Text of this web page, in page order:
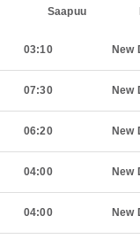
Saapuu
03:10 New
07:30 New
06:20 New
04:00 New
04:00 New